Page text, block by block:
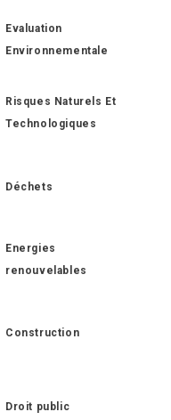
Evaluation
Environnementale
Risques Naturels Et
Technologiques
Déchets
Energies
renouvelables
Construction
Droit public